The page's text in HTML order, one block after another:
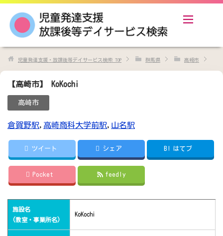
児童発達支援・放課後等デイサービス検索 TOP 群馬県 高崎市
【高崎市】 KoKochi
高崎市
倉賀野駅, 高崎商科大学前駅, 山名駅
ツイート シェア B! はてブ
Pocket feedly
施設名
(教室・事業所名)
KoKochi